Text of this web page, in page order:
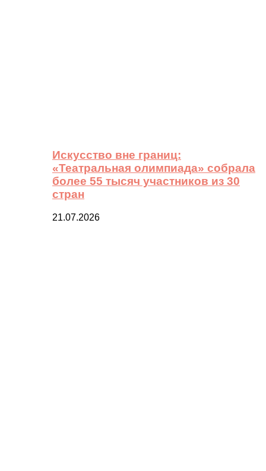
Искусство вне границ:
«Театральная олимпиада» собрала
более 55 тысяч участников из 30
стран
21.07.2026